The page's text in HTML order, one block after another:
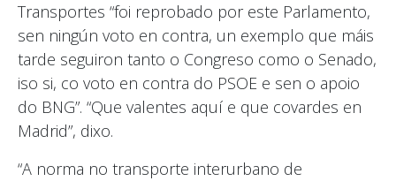
Transportes “foi reprobado por este Parlamento,
sen ningún voto en contra, un exemplo que máis
tarde seguiron tanto o Congreso como o Senado,
iso si, co voto en contra do PSOE e sen o apoio
do BNG”. “Que valentes aquí e que covardes en
Madrid”, dixo.
“A norma no transporte interurbano de